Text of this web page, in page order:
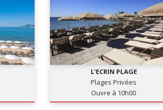
L'ECRIN PLAGE
Plages Privées
Ouvre à 10h00